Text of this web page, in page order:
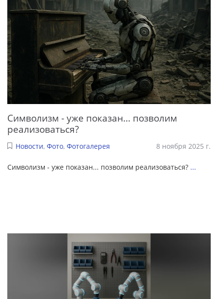
Символизм - уже показан... позволим
реализоваться?
Новости, Фото, Фотогалерея 8 ноября 2025 г.
Символизм - уже показан... позволим реализоваться? ...